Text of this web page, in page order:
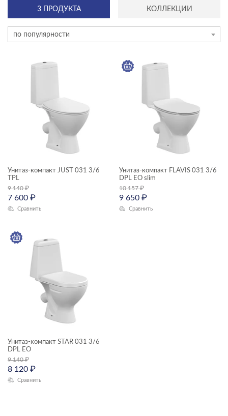
эксклюзив
КАТЕГОРИЯ
акриловые ванны
душевое оборудование
инсталляции и комплекты
ТИП ПРОДУКТА
душевая система
зеркала
зеркала-шкафчики
инсталляции
ГАБАРИТЫ
3 ПРОДУКТА КОЛЛЕКЦИИ
по популярности
Унитаз-компакт JUST 031 3/6
TPL
9 140₽
7 600 ₽
Сравнить
Унитаз-компакт FLAVIS 031 3/6
DPL EO slim
10 157₽
9 650 ₽
Сравнить
Унитаз-компакт STAR 031 3/6
DPL EO
9 140₽
8 120 ₽
Сравнить